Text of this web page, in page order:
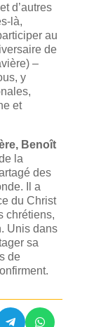
d’autres
là,
au
de
–
y
et
Benoît
la
des
Il a
du Christ
chrétiens,
Unis dans
sa
de